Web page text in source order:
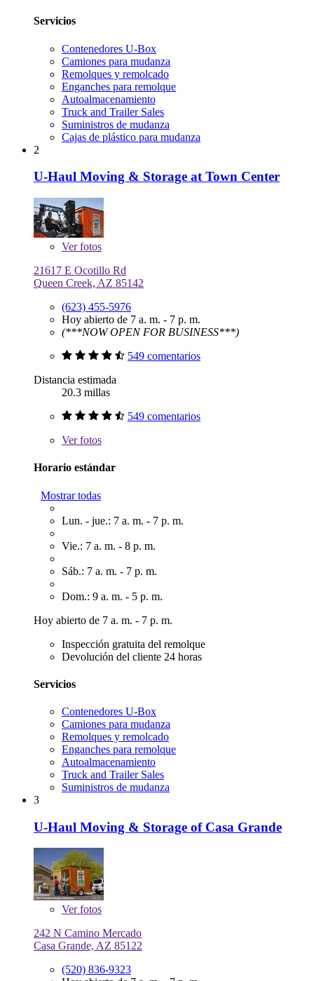
Servicios
Contenedores U-Box
Camiones para mudanza
Remolques y remolcado
Enganches para remolque
Autoalmacenamiento
Truck and Trailer Sales
Suministros de mudanza
Cajas de plástico para mudanza
2
U-Haul Moving & Storage at Town Center
Verfotos
21617 E Ocotillo Rd
Queen Creek, AZ 85142
(623) 455-5976
Hoy abierto de 7 a. m. - 7 p. m.
(***NOW OPEN FOR BUSINESS***)
549 comentarios
Distancia estimada
20.3 millas
549 comentarios
Verfotos
Horario estándar
Mostrar todas
Lun. - jue.: 7 a. m. - 7 p. m.
Vie.: 7 a. m. - 8 p. m.
Sáb.: 7 a. m. - 7 p. m.
Dom.: 9 a. m. - 5 p. m.
Hoy abierto de 7 a. m. - 7 p. m.
Inspección gratuita del remolque
Devolución del cliente 24 horas
Servicios
Contenedores U-Box
Camiones para mudanza
Remolques y remolcado
Enganches para remolque
Autoalmacenamiento
Truck and Trailer Sales
Suministros de mudanza
3
U-Haul Moving & Storage of Casa Grande
Verfotos
242 N Camino Mercado
Casa Grande, AZ 85122
(520) 836-9323